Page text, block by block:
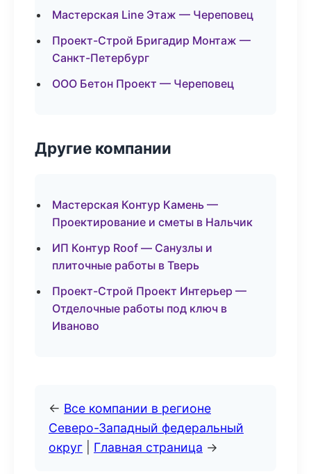
Мастерская Line Этаж — Череповец
Проект-Строй Бригадир Монтаж —
Санкт-Петербург
ООО Бетон Проект — Череповец
Другие компании
Мастерская Контур Камень —
Проектирование и сметы в Нальчик
ИП Контур Roof — Санузлы и
плиточные работы в Тверь
Проект-Строй Проект Интерьер —
Отделочные работы под ключ в
Иваново
← Все компании в регионе
Северо-Западный федеральный
округ
Главная страница →